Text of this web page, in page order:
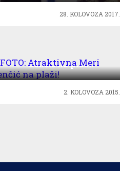
28. KOLOVOZA 2017.
Benčić na plaži!
2. KOLOVOZA 2015.